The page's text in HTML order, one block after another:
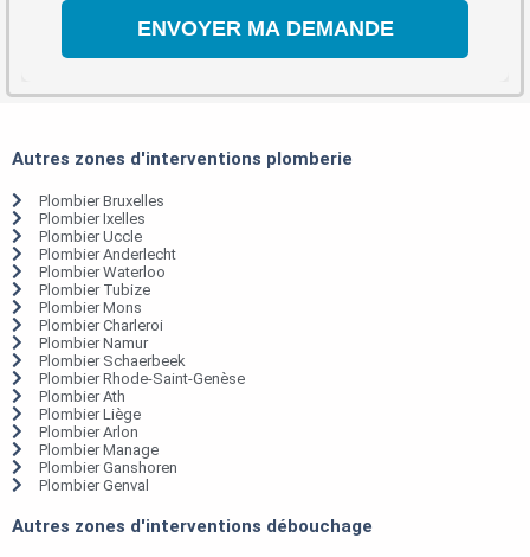
Autres zones d'interventions plomberie
Plombier Bruxelles
Plombier Ixelles
Plombier Uccle
Plombier Anderlecht
Plombier Waterloo
Plombier Tubize
Plombier Mons
Plombier Charleroi
Plombier Namur
Plombier Schaerbeek
Plombier Rhode-Saint-Genèse
Plombier Ath
Plombier Liège
Plombier Arlon
Plombier Manage
Plombier Ganshoren
Plombier Genval
Autres zones d'interventions débouchage